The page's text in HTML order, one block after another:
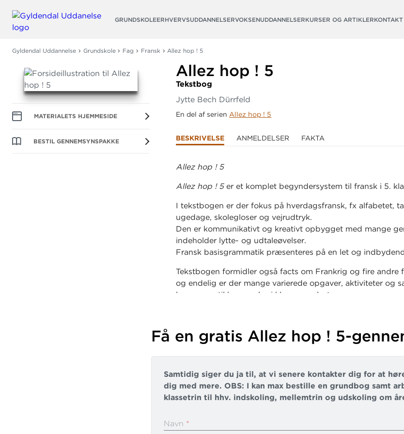
GRUNDSKOLEERHVERVSUDDANNELSERVOKSENUDDANNELSERKURSER OG ARTIKLERKONTAKT
Gyldendal Uddannelse Grundskole Fag Fransk Allez hop ! 5
MATERIALETS HJEMMESIDE
BESTIL GENNEMSYNSPAKKE
Allez hop ! 5
Tekstbog
Jytte Bech Dürrfeld
En del af serien Allez hop ! 5
BESKRIVELSE ANMELDELSER FAKTA
Allez hop ! 5
Allez hop ! 5 er et komplet begyndersystem til fransk i 5.
I tekstbogen er der fokus på hverdagsfransk, fx alfabetet,
ugedage, skolegloser og vejrudtryk.
Den er kommunikativt og kreativt opbygget med mange
indeholder lytte- og udtaleøvelser.
Fransk basisgrammatik præsenteres på en let og
Tekstbogen formidler også facts om Frankrig og fire andre
og endelig er der mange varierede opgaver, aktiviteter og
lægger op til bevægelse i klasseværelset.
Få en gratis Allez hop ! 5-
Samtidig siger du ja til, at vi senere kontakter dig for at
dig med mere. OBS: I kan max bestille en grundbog samt
klassetrin til hhv. indskoling, mellemtrin og udskoling om
Navn *